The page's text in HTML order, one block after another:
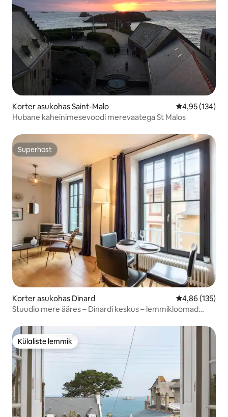
Korter asukohas Saint-Malo Keskmine
4,95 (134)
Hubane kaheinimesevoodi merevaatega St Malos
Superhost
Superhost
Korter asukohas Dinard Keskmine
4,86 (135)
Stuudio mere ääres – Dinardi keskus – lemmikloomad
Külaliste lemmik
Külaliste lemmik